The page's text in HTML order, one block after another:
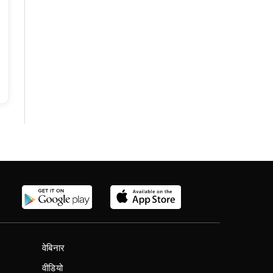
वेबिनार
वीडियो